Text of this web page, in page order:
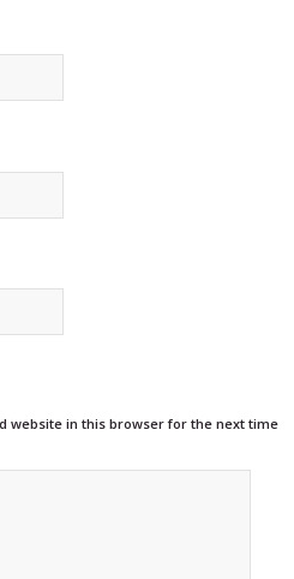
website in this browser for the next time